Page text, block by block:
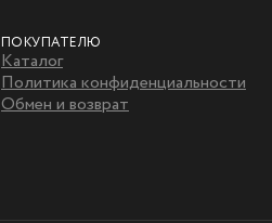
ПОКУПАТЕЛЮ
Каталог
Политика конфиденциальности
Обмен и возврат